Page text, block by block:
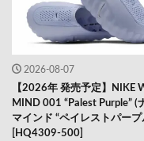
2026-08-07
【2026年 発売予定】NIKE
MIND 001 “Palest Purple” (
マインド “ペイレストパープ
[HQ4309-500]